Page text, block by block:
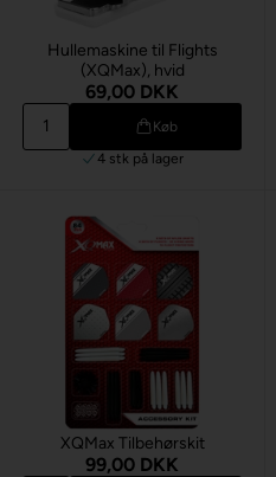
Hullemaskine til Flights
(XQMax), hvid
69,00 DKK
Køb
4 stk på lager
XQMax Tilbehørskit
99,00 DKK